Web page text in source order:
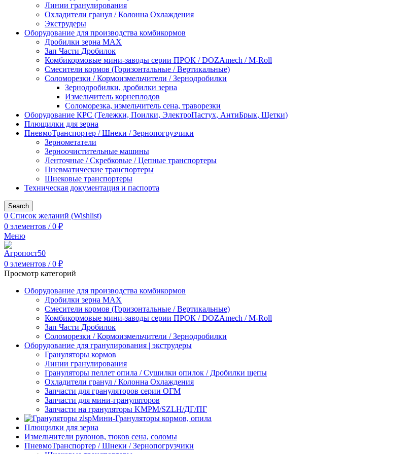
Линии гранулирования
Охладители гранул / Колонна Охлаждения
Экструдеры
Оборудование для производства комбикормов
Дробилки зерна МАХ
Зап Части Дробилок
Комбикормовые мини-заводы серии ПРОК / DOZAmech / M-Roll
Смесители кормов (Горизонтальные / Вертикальные)
Соломорезки / Кормоизмельчители / Зернодробилки
Зернодробилки, дробилки зерна
Измельчитель корнеплодов
Соломорезка, измельчитель сена, траворезки
Оборудование КРС (Тележки, Поилки, ЭлектроПастух, АнтиБрык, Щетки)
Плющилки для зерна
ПневмоТранспортер / Шнеки / Зернопогрузчики
Зернометатели
Зерноочистительные машины
Ленточные / Скребковые / Цепные транспортеры
Пневматические транспортеры
Шнековые транспортеры
Техническая документация и паспорта
Search
0 Список желаний (Wishlist)
0 элементов / 0 ₽
Меню
0 элементов / 0 ₽
Просмотр категорий
Оборудование для производства комбикормов
Дробилки зерна МАХ
Смесители кормов (Горизонтальные / Вертикальные)
Комбикормовые мини-заводы серии ПРОК / DOZAmech / M-Roll
Зап Части Дробилок
Соломорезки / Кормоизмельчители / Зернодробилки
Оборудование для гранулирования | экструдеры
Грануляторы кормов
Линии гранулирования
Грануляторы пеллет опила / Сушилки опилок / Дробилки щепы
Охладители гранул / Колонна Охлаждения
Запчасти для грануляторов серии ОГМ
Запчасти для мини-грануляторов
Запчасти на грануляторы KMPM/SZLH/ДГ/ПГ
Мини-Грануляторы кормов, опила
Плющилки для зерна
Измельчители рулонов, тюков сена, соломы
ПневмоТранспортер / Шнеки / Зернопогрузчики